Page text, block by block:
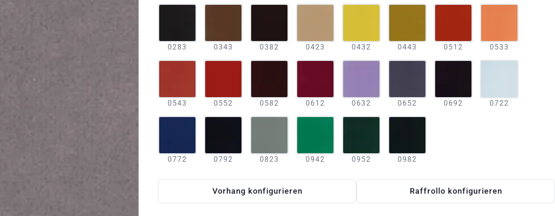
0283 0343 0382 0423 0432 0443 0512 0533
0543 0552 0582 0612 0632 0652 0692 0722
0772 0792 0823 0942 0952 0982
Vorhang konfigurieren Raffrollo konfigurieren